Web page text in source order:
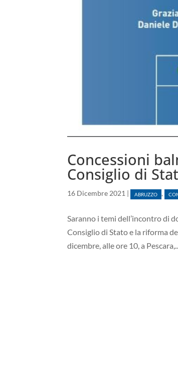
Concessioni
Consiglio di
16 Dicembre 2021 ABRUZZO ,
Saranno i temi dell’incontro di
Consiglio di Stato e la riforma
dicembre, alle ore 10, a